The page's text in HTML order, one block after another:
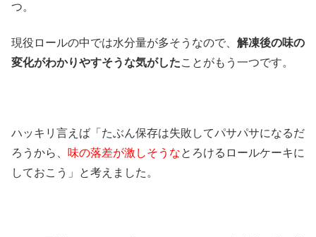
つ。
現役ロールの中では水分量が多そうなので、 解凍後の味の
変化がわかりやすそうな気がしたことがもう一つです。
ハッキリ言えば「たぶん保存は失敗してパサパサになるだ
ろうから、 味の落差が激しそうなとろけるロールケーキに
しておこう」と考えました。